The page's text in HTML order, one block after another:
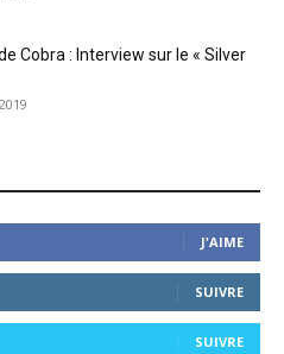
Cobra : Interview sur le « Silver
J'AIME
SUIVRE
SUIVRE